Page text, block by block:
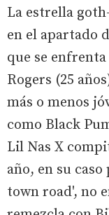
La estrella
en el apartado
que se enfrenta
Rogers (25
más o menos
como Black
Lil Nas X
año, en su
town road', no